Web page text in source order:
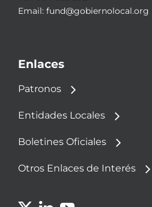
Email: fund@gobiernolocal.org
Enlaces
Patronos
Entidades Locales
Boletines Oficiales
Otros Enlaces de Interés